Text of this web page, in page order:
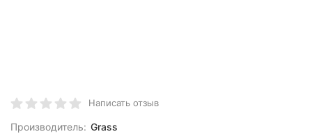
Написать отзыв
Производитель: Grass